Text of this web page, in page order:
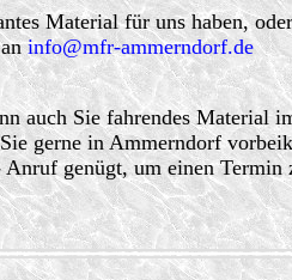
Material für uns haben,
aninfo@mfr-ammerndorf.de
auch Sie fahrendes Material
gerne in Ammerndorf
Anruf genügt, um einen Termin